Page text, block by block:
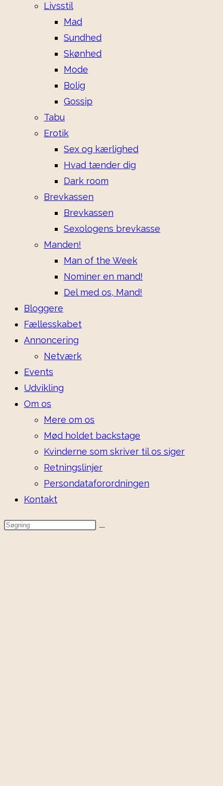
Livsstil
Mad
Sundhed
Skønhed
Mode
Bolig
Gossip
Tabu
Erotik
Sex og kærlighed
Hvad tænder dig
Dark room
Brevkassen
Brevkassen
Sexologens brevkasse
Manden!
Man of the Week
Nominer en mand!
Del med os, Mand!
Bloggere
Fællesskabet
Annoncering
Netværk
Events
Udvikling
Om os
Mere om os
Mød holdet backstage
Kvinderne som skriver til os siger
Retningslinjer
Persondataforordningen
Kontakt